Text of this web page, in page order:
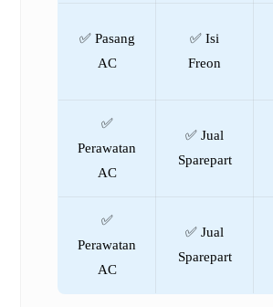
✅ Pasang
AC
✅ Isi
Freon
✅
Perawatan
AC
✅ Jual
Sparepart
✅
Perawatan
AC
✅ Jual
Sparepart